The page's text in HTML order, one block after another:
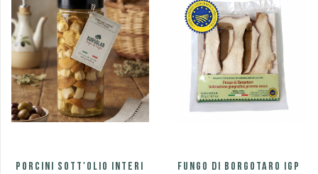
Porcini sott'olio interi
FUNGO DI BORGOTARO IGP